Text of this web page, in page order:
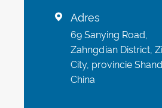
 Adres
69 Sanying Road,
Zahngdian District,
City, provincie
China